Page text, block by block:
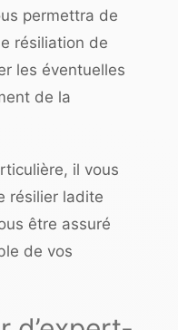
permettra de
résiliation de
les éventuelles
de la
il vous
résilier ladite
être assuré
de vos